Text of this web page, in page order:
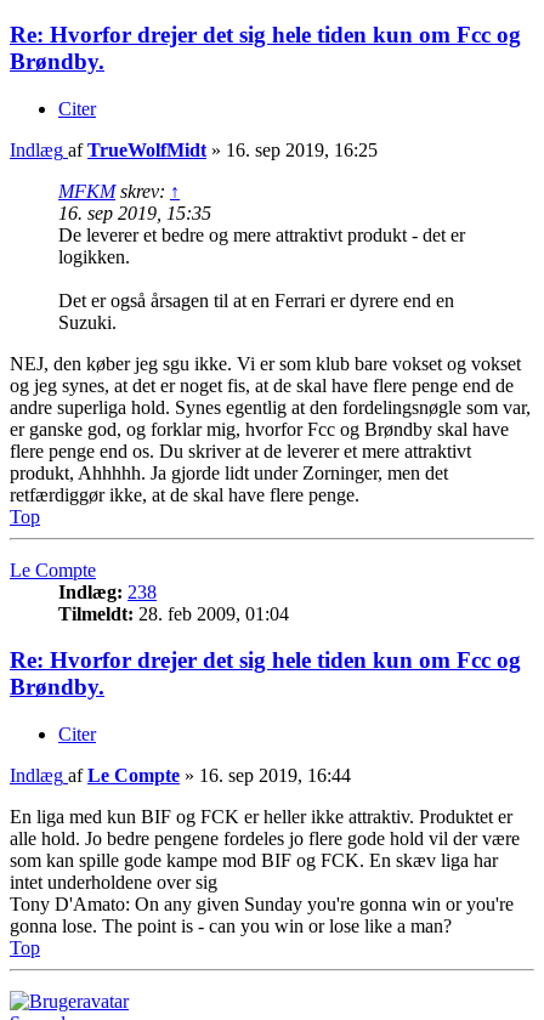
Re: Hvorfor drejer det sig hele tiden kun om Fcc og
Brøndby.
Citer
Indlæg afTrueWolfMidt » 16. sep 2019, 16:25
MFKMskrev: ↑
16. sep 2019, 15:35
De leverer et bedre og mere attraktivt produkt - det er
logikken.
Det er også årsagen til at en Ferrari er dyrere end en
Suzuki.
NEJ, den køber jeg sgu ikke. Vi er som klub bare vokset og vokset
og jeg synes, at det er noget fis, at de skal have flere penge end de
andre superliga hold. Synes egentlig at den fordelingsnøgle som var,
er ganske god, og forklar mig, hvorfor Fcc og Brøndby skal have
flere penge end os. Du skriver at de leverer et mere attraktivt
produkt, Ahhhhh. Ja gjorde lidt under Zorninger, men det
retfærdiggør ikke, at de skal have flere penge.
Top
Le Compte
Indlæg: 238
Tilmeldt: 28. feb 2009, 01:04
Re: Hvorfor drejer det sig hele tiden kun om Fcc og
Brøndby.
Citer
Indlæg afLe Compte » 16. sep 2019, 16:44
En liga med kun BIF og FCK er heller ikke attraktiv. Produktet er
alle hold. Jo bedre pengene fordeles jo flere gode hold vil der være
som kan spille gode kampe mod BIF og FCK. En skæv liga har
intet underholdene over sig
Tony D'Amato: On any given Sunday you're gonna win or you're
gonna lose. The point is - can you win or lose like a man?
Top